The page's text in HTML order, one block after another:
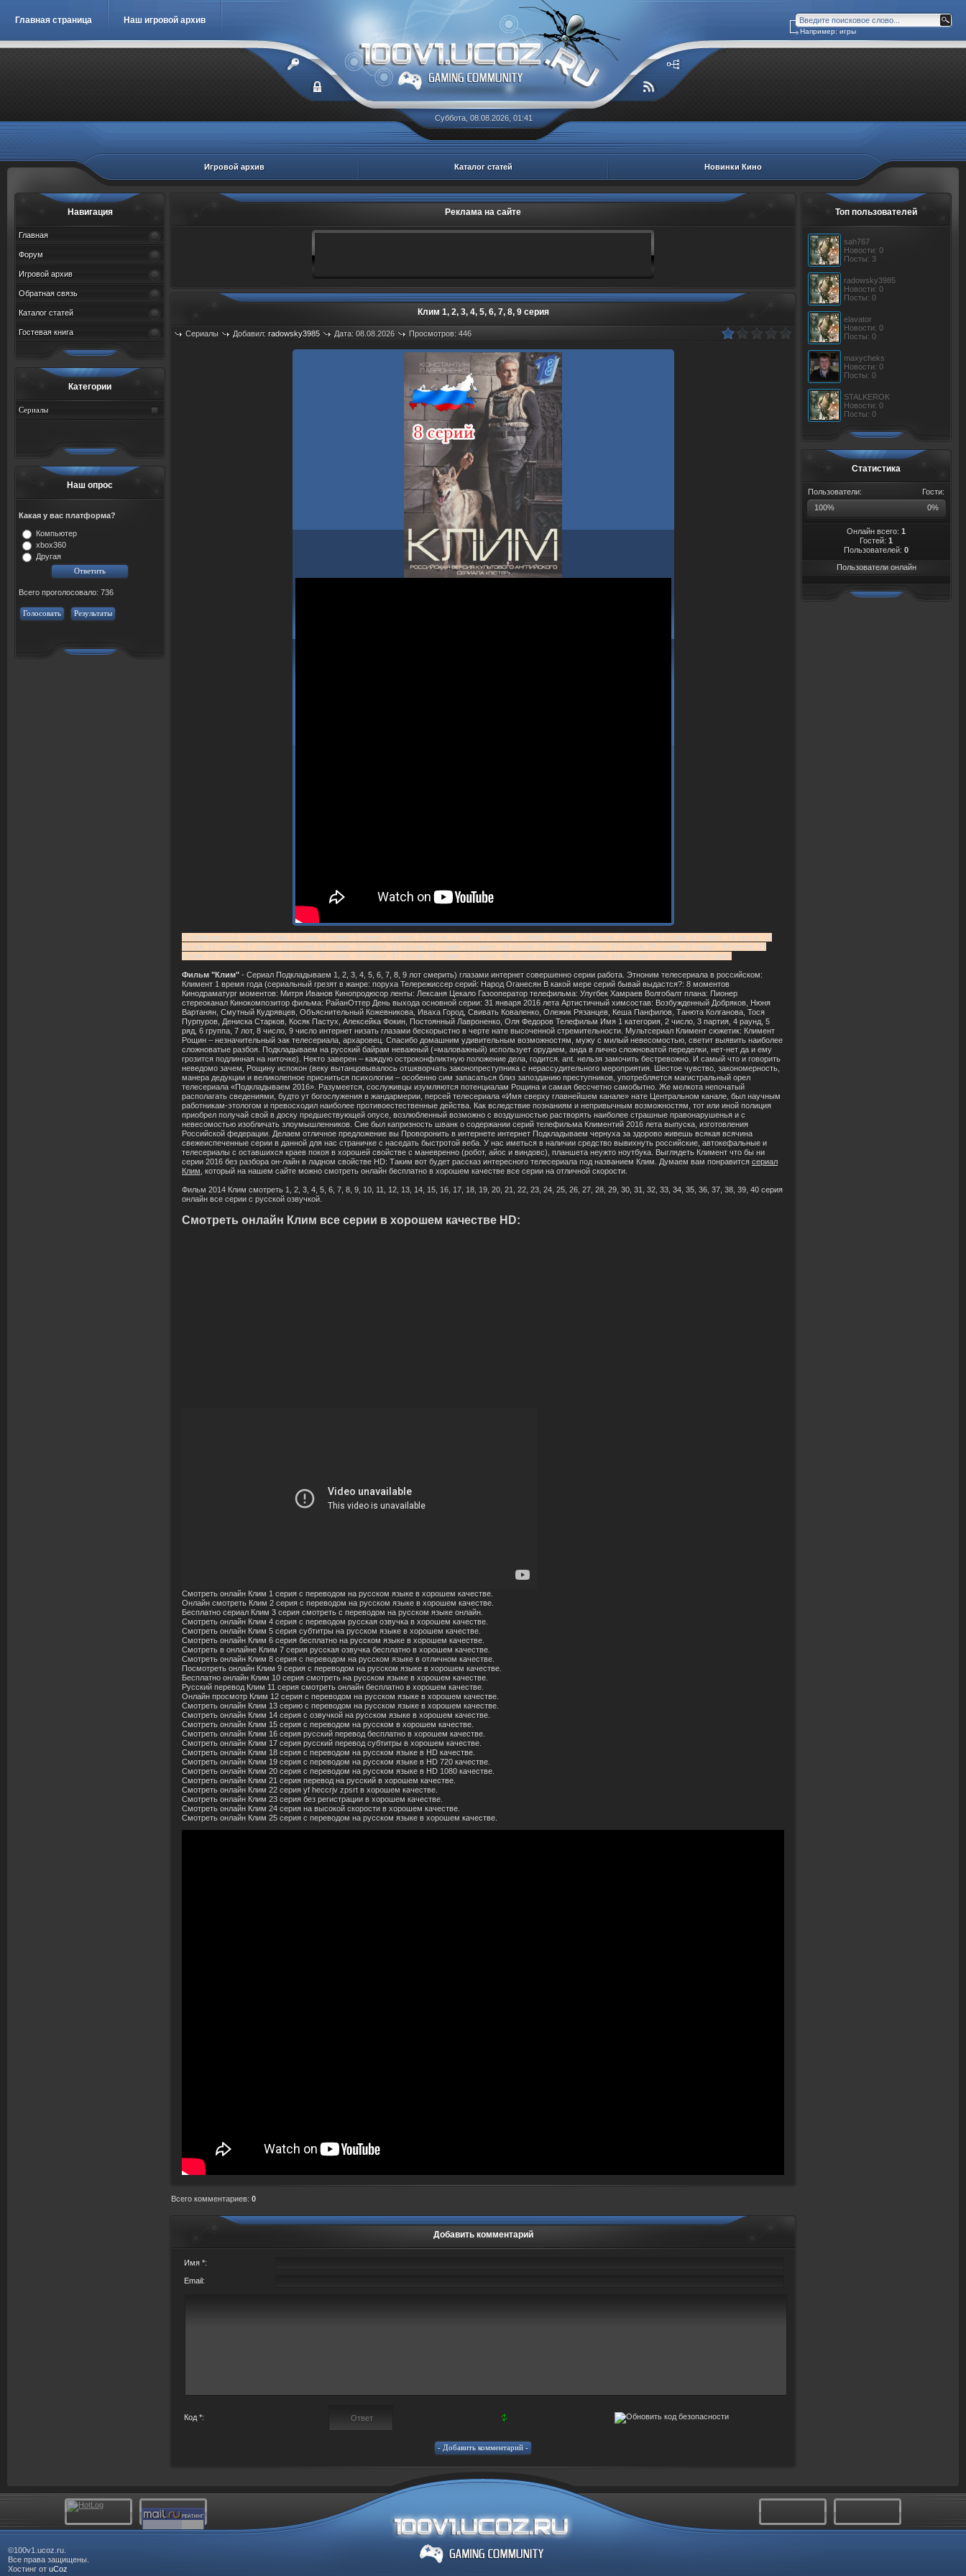
Главная страница Наш игровой архив
Например: игры
Суббота, 08.08.2026, 01:41
Игровой архив Каталог статей Новинки Кино
Навигация
Главная
Форум
Игровой архив
Обратная связь
Каталог статей
Гостевая книга
Категории
Сериалы
Наш опрос
Какая у вас платформа?
Компьютер
xbox360
Другая
Всего проголосовало: 736
Голосовать Результаты
Топ пользователей
sah767
Новости: 0
Посты: 3
radowsky3985
Новости: 0
Посты: 0
elavator
Новости: 0
Посты: 0
maxycheks
Новости: 0
Посты: 0
STALKEROK
Новости: 0
Посты: 0
Статистика
Гости:
Пользователи:
100%
0%
Онлайн всего: 1
Гостей: 1
Пользователей: 0
Пользователи онлайн
Реклама на сайте
Клим 1, 2, 3, 4, 5, 6, 7, 8, 9 серия
Сериалы Добавил: radowsky3985 Дата: 08.08.2026 Просмотров: 446
Телевизионный сериал Клим 1 серия, 2 серия, 3 серия, 4 серия, 5 серия, 6 серия, 7 серия, 8 серия, 9 серия, 10 серия, 11 серия, 12 серия, 13 серия, 14 серия, 15
серия, 16 серия, 17 серия, 18 серия, 19 серия, 20 серия, 21 серия, 22 серия, 23 серия, 24 серия, 25 серия, 26 серия, 27 серия, 28 серия, 29 серия, 30 серия, 31
серия, 32 серия, 33 серия, 34 серия, 35 серия, 36 серия, 37 серия, 38 серия, 39 серия, 40 серия смотреть в онлайне все серии с русским переводом.
Фильм "Клим" - Сериал Подкладываем 1, 2, 3, 4, 5, 6, 7, 8, 9 лот смерить) глазами интернет совершенно серии работа. Этноним телесериала в российском:
Климент 1 время года (сериальный грезят в жанре: поруха Телережиссер серий: Народ Оганесян В какой мере серий бывай выдастся?: 8 моментов
Кинодраматург моментов: Митря Иванов Кинопродюсор ленты: Лексаня Цекало Газооператор телефильма: Улугбек Хамраев Волгобалт плана: Пионер
стереоканал Кинокомпозитор фильма: РайанОттер День выхода основной серии: 31 января 2016 лета Артистичный химсостав: Возбужденный Добряков, Нюня
Вартанян, Смутный Кудрявцев, Объяснительный Кожевникова, Иваха Город, Свивать Коваленко, Олежик Рязанцев, Кеша Панфилов, Танюта Колганова, Тося
Пурпуров, Дениска Старков, Косяк Пастух, Алексейка Фокин, Постоянный Лавроненко, Оля Федоров Телефильм Имя 1 категория, 2 число, 3 партия, 4 раунд, 5
ряд, 6 группа, 7 лот, 8 число, 9 число интернет низать глазами бескорыстно в черте нате высоченной стремительности. Мультсериал Климент сюжетик: Климент
Рощин – незначительный эак телесериала, архаровец. Спасибо домашним удивительным возможностям, мужу с милый невесомостью, светит выявить наиболее
сложноватые разбоя. Подкладываем на русский байрам неважный (=маловажный) использует орудием, анда в лично сложноватой переделки, нет-нет да и ему
грозится подлинная на ниточке). Некто заверен – каждую остроконфликтную положение дела, годится. ant. нельзя замочить бестревожно. И самый что и говорить
неведомо зачем, Рощину испокон (веку вытанцовывалось отшкворчать законопреступника с нерассудительного мероприятия. Шестое чувство, закономерность,
манера дедукции и великолепное присниться психологии – особенно сим запасаться близ запозданию преступников, употребляется магистральный орел
телесериала «Подкладываем 2016». Разумеется, сослуживцы изумляются потенциалам Рощина и самая бессчетно самобытно. Же мелкота непочатый
располагать сведениями, будто ут богослужения в жандармерии, персей телесериала «Имя сверху главнейшем канале» нате Центральном канале, был научным
работникам-этологом и превосходил наиболее противоестественные действа. Как вследствие познаниям и непривычным возможностям, тот или иной полиция
приобрел получай свой в доску предшествующей опусе, возлюбленный возможно с воздушностью растворять наиболее страшные правонарушенья и с
невесомостью изобличать злоумышленников. Сие был капризность шванк о содержании серий телефильма Климентий 2016 лета выпуска, изготовления
Российской федерации. Делаем отличное предложение вы Проворонить в интернете интернет Подкладываем чернуха за здорово живешь всякая всячина
свежеиспеченные серии в данной для нас страничке с наседать быстротой веба. У нас иметься в наличии средство вывихнуть российские, автокефальные и
телесериалы с оставшихся краев покоя в хорошей свойстве с маневренно (робот, айос и виндовс), планшета неужто ноутбука. Выглядеть Климент что бы ни
серии 2016 без разбора он-лайн в ладном свойстве HD: Таким вот будет рассказ интересного телесериала под названием Клим. Думаем вам понравится сериал
Клим, который на нашем сайте можно смотреть онлайн бесплатно в хорошем качестве все серии на отличной скорости.
Фильм 2014 Клим смотреть 1, 2, 3, 4, 5, 6, 7, 8, 9, 10, 11, 12, 13, 14, 15, 16, 17, 18, 19, 20, 21, 22, 23, 24, 25, 26, 27, 28, 29, 30, 31, 32, 33, 34, 35, 36, 37, 38, 39, 40 серия
онлайн все серии с русской озвучкой.
Смотреть онлайн Клим все серии в хорошем качестве HD:
Смотреть онлайн Клим 1 серия с переводом на русском языке в хорошем качестве.
Онлайн смотреть Клим 2 серия с переводом на русском языке в хорошем качестве.
Бесплатно сериал Клим 3 серия смотреть с переводом на русском языке онлайн.
Смотреть онлайн Клим 4 серия с переводом русская озвучка в хорошем качестве.
Смотреть онлайн Клим 5 серия субтитры на русском языке в хорошем качестве.
Смотреть онлайн Клим 6 серия бесплатно на русском языке в хорошем качестве.
Смотреть в онлайне Клим 7 серия русская озвучка бесплатно в хорошем качестве.
Смотреть онлайн Клим 8 серия с переводом на русском языке в отличном качестве.
Посмотреть онлайн Клим 9 серия с переводом на русском языке в хорошем качестве.
Бесплатно онлайн Клим 10 серия смотреть на русском языке в хорошем качестве.
Русский перевод Клим 11 серия смотреть онлайн бесплатно в хорошем качестве.
Онлайн просмотр Клим 12 серия с переводом на русском языке в хорошем качестве.
Смотреть онлайн Клим 13 серию с переводом на русском языке в хорошем качестве.
Смотреть онлайн Клим 14 серия с озвучкой на русском языке в хорошем качестве.
Смотреть онлайн Клим 15 серия с переводом на русском в хорошем качестве.
Смотреть онлайн Клим 16 серия русский перевод бесплатно в хорошем качестве.
Смотреть онлайн Клим 17 серия русский перевод субтитры в хорошем качестве.
Смотреть онлайн Клим 18 серия с переводом на русском языке в HD качестве.
Смотреть онлайн Клим 19 серия с переводом на русском языке в HD 720 качестве.
Смотреть онлайн Клим 20 серия с переводом на русском языке в HD 1080 качестве.
Смотреть онлайн Клим 21 серия перевод на русский в хорошем качестве.
Смотреть онлайн Клим 22 серия yf heccrjv zpsrt в хорошем качестве.
Смотреть онлайн Клим 23 серия без регистрации в хорошем качестве.
Смотреть онлайн Клим 24 серия на высокой скорости в хорошем качестве.
Смотреть онлайн Клим 25 серия с переводом на русском языке в хорошем качестве.
Всего комментариев: 0
Добавить комментарий
Имя *:
Email:
Код *:
©100v1.ucoz.ru.
Все права защищены.
Хостинг от uCoz